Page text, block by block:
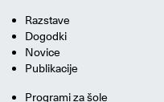
Razstave
Dogodki
Novice
Publikacije
Programi za šole